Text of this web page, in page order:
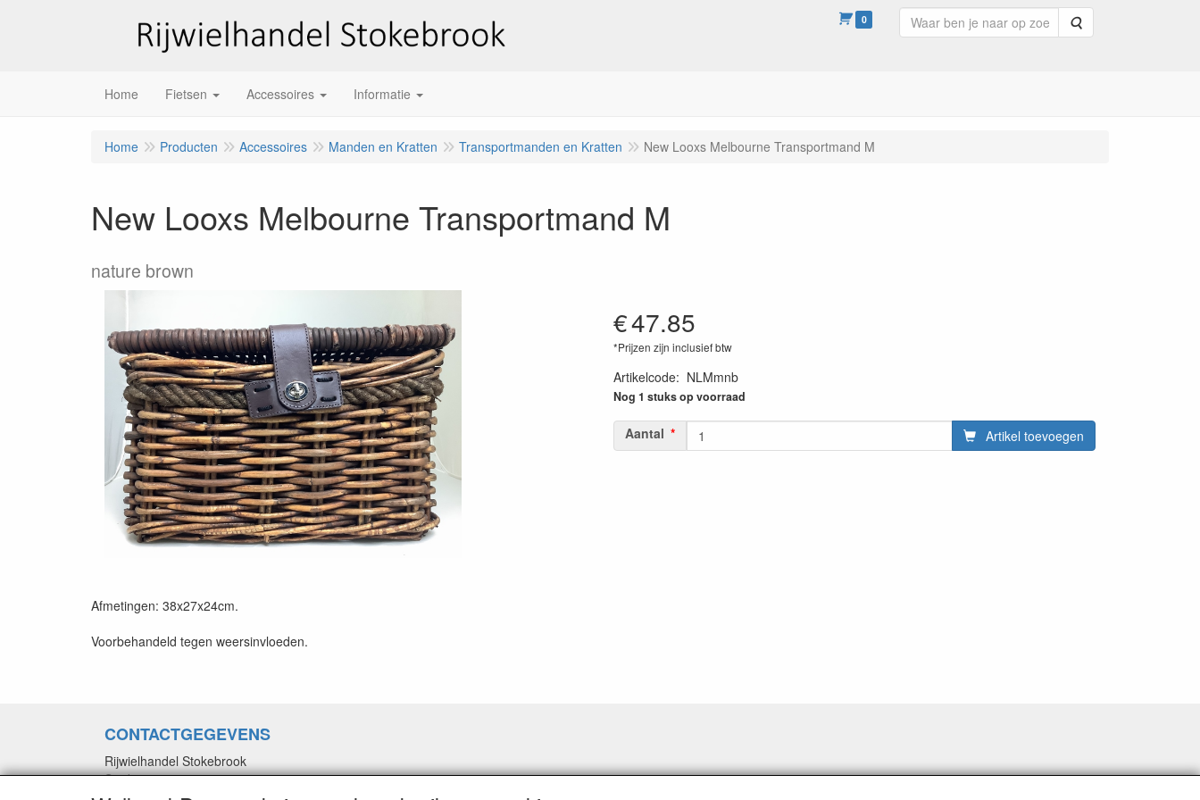
0 Zoeken
Home Fietsen Accessoires Informatie
Home Producten Accessoires Manden en Kratten Transportmanden en Kratten New Looxs Melbourne Transportmand M
New Looxs Melbourne Transportmand M
nature brown
€47.85
*Prijzen zijn inclusief btw
Artikelcode: NLMmnb
Nog 1 stuks op voorraad
Aantal Artikel toevoegen
Afmetingen: 38x27x24cm.
Voorbehandeld tegen weersinvloeden.
CONTACTGEGEVENS
Rijwielhandel Stokebrook
Stadsweg 27
9917 PV Wirdum (Gn.)